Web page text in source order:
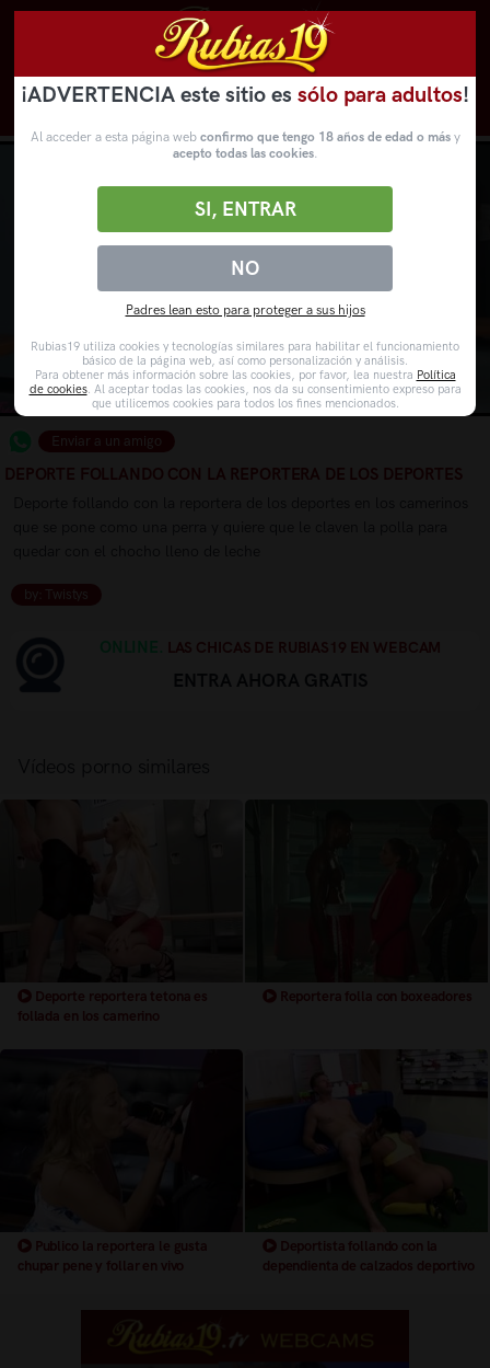
Enviar a un amigo
DEPORTE FOLLANDO CON LA REPORTERA DE LOS DEPORTES
by: Twistys
ONLINE. LAS CHICAS DE RUBIAS19 EN WEBCAM
Deporte reportera tetona es
follada en los camerino
Reportera folla con boxeadores
Publico la reportera le gusta
chupar pene y follar en vivo
Deportista follando con la
dependienta de calzados deportivo
¡ADVERTENCIA este sitio es sólo para adultos!
Al acceder a esta página web confirmo que tengo 18 años de edad o másy
acepto todas las cookies.
NO
SI, ENTRAR
Padres lean esto para proteger a sus hijos
Rubias19 utiliza cookies y tecnologías similares para habilitar el funcionamiento
básico de la página web, así como personalización y análisis.
Para obtener más información sobre las cookies, por favor, lea nuestra Política
de cookies. Al aceptar todas las cookies, nos da su consentimiento expreso para
que utilicemos cookies para todos los fines mencionados.